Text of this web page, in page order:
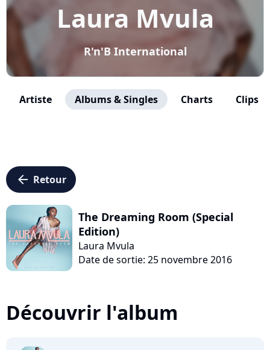
Laura Mvula
R'n'B International
Artiste Albums & Singles Charts Clips
arrow_left Retour
The Dreaming Room (Special
Edition)
Laura Mvula
Date de sortie: 25 novembre 2016
Découvrir l'album